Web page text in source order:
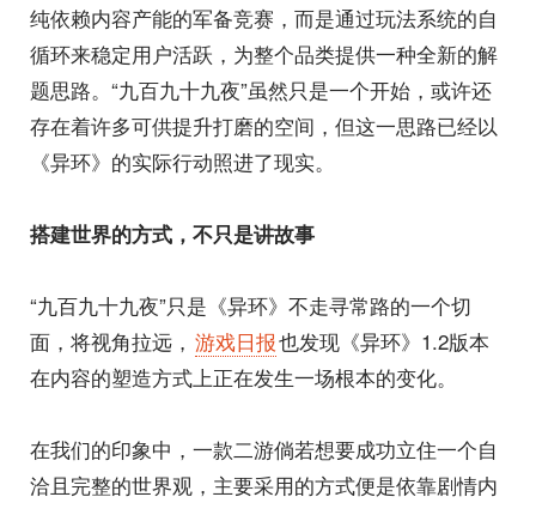
纯依赖内容产能的军备竞赛，而是通过玩法系统的自
循环来稳定用户活跃，为整个品类提供一种全新的解
题思路。“九百九十九夜”虽然只是一个开始，或许还
存在着许多可供提升打磨的空间，但这一思路已经以
《异环》的实际行动照进了现实。
搭建世界的方式，不只是讲故事
“九百九十九夜”只是《异环》不走寻常路的一个切
面，将视角拉远， 游戏日报也发现《异环》1.2版本
在内容的塑造方式上正在发生一场根本的变化。
在我们的印象中，一款二游倘若想要成功立住一个自
洽且完整的世界观，主要采用的方式便是依靠剧情内